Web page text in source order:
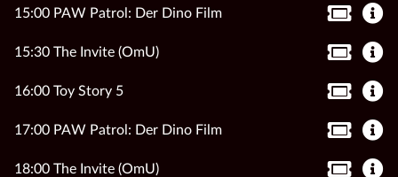
15:00 PAW Patrol: Der Dino Film
15:30 The Invite (OmU)
16:00 Toy Story 5
17:00 PAW Patrol: Der Dino Film
18:00 The Invite (OmU)